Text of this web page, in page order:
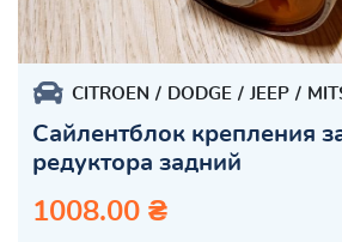
CITROEN DODGE JEEP
Сайлентблок крепления
редуктора задний
1008.00 ₴